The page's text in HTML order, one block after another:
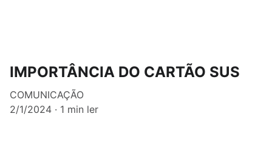
IMPORTÂNCIA DO CARTÃO SUS
COMUNICAÇÃO
2/1/2024
1 min ler